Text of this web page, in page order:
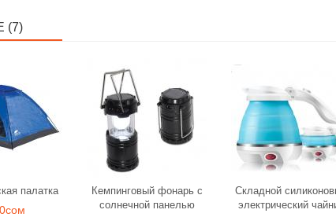
(7)
палатка
Кемпинговый фонарь c
солнечной панелью
Складной
электрический